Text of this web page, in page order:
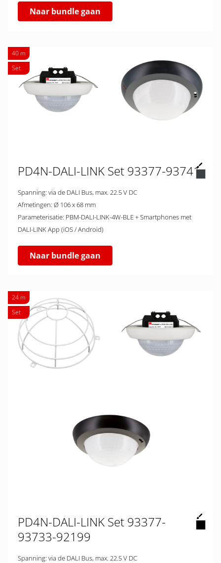
Naar bundle gaan
40 m
Set
PD4N-DALI-LINK Set 93377-93741
Spanning: via de DALI Bus, max. 22.5 V DC
Afmetingen: Ø 106 x 68 mm
Parameterisatie: PBM-DALI-LINK-4W-BLE + Smartphones met
DALI-LINK App (iOS / Android)
Naar bundle gaan
24 m
Set
PD4N-DALI-LINK Set 93377-
93733-92199
Spanning: via de DALI Bus, max. 22.5 V DC